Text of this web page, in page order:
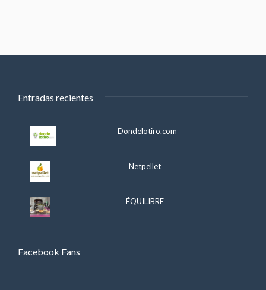
Entradas recientes
Dondelotiro.com
Netpellet
ÉQUILIBRE
Facebook Fans